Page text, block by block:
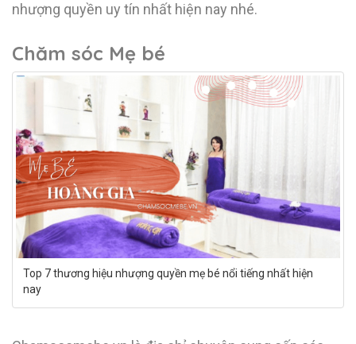
nhượng quyền uy tín nhất hiện nay nhé.
Chăm sóc Mẹ bé
Top 7 thương hiệu nhượng quyền mẹ bé nổi tiếng nhất hiện
nay